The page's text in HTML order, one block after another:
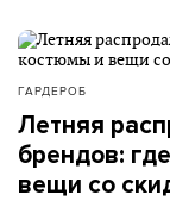
ГАРДЕРОБ
Летняя
брендов:
вещи со